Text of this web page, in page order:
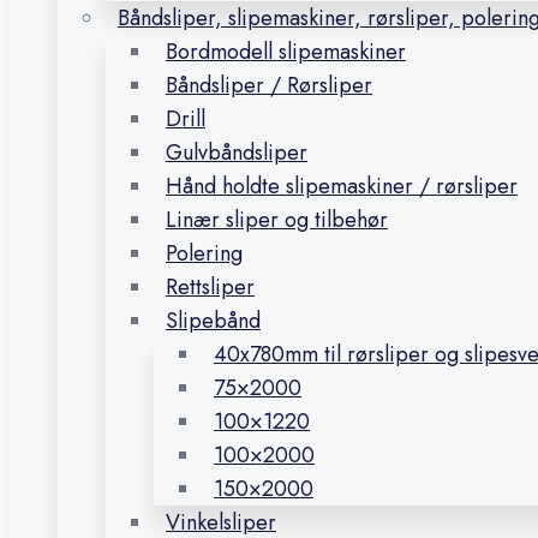
Båndsliper, slipemaskiner, rørsliper,
Bordmodell slipemaskiner
Båndsliper / Rørsliper
Drill
Gulvbåndsliper
Hånd holdte slipemaskiner / rørsliper
Linær sliper og tilbehør
Polering
Rettsliper
Slipebånd
40x780mm til rørsliper og
75×2000
100×1220
100×2000
150×2000
Vinkelsliper